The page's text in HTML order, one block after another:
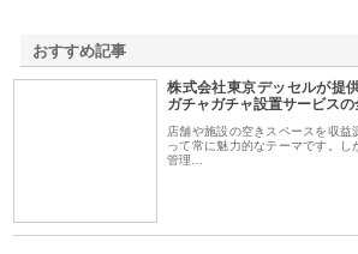
おすすめ記事
株式会社東京デッセルが提
ガチャガチャ設置サービスの
店舗や施設の空きスペースを収益
って常に魅力的なテーマです。
管理…